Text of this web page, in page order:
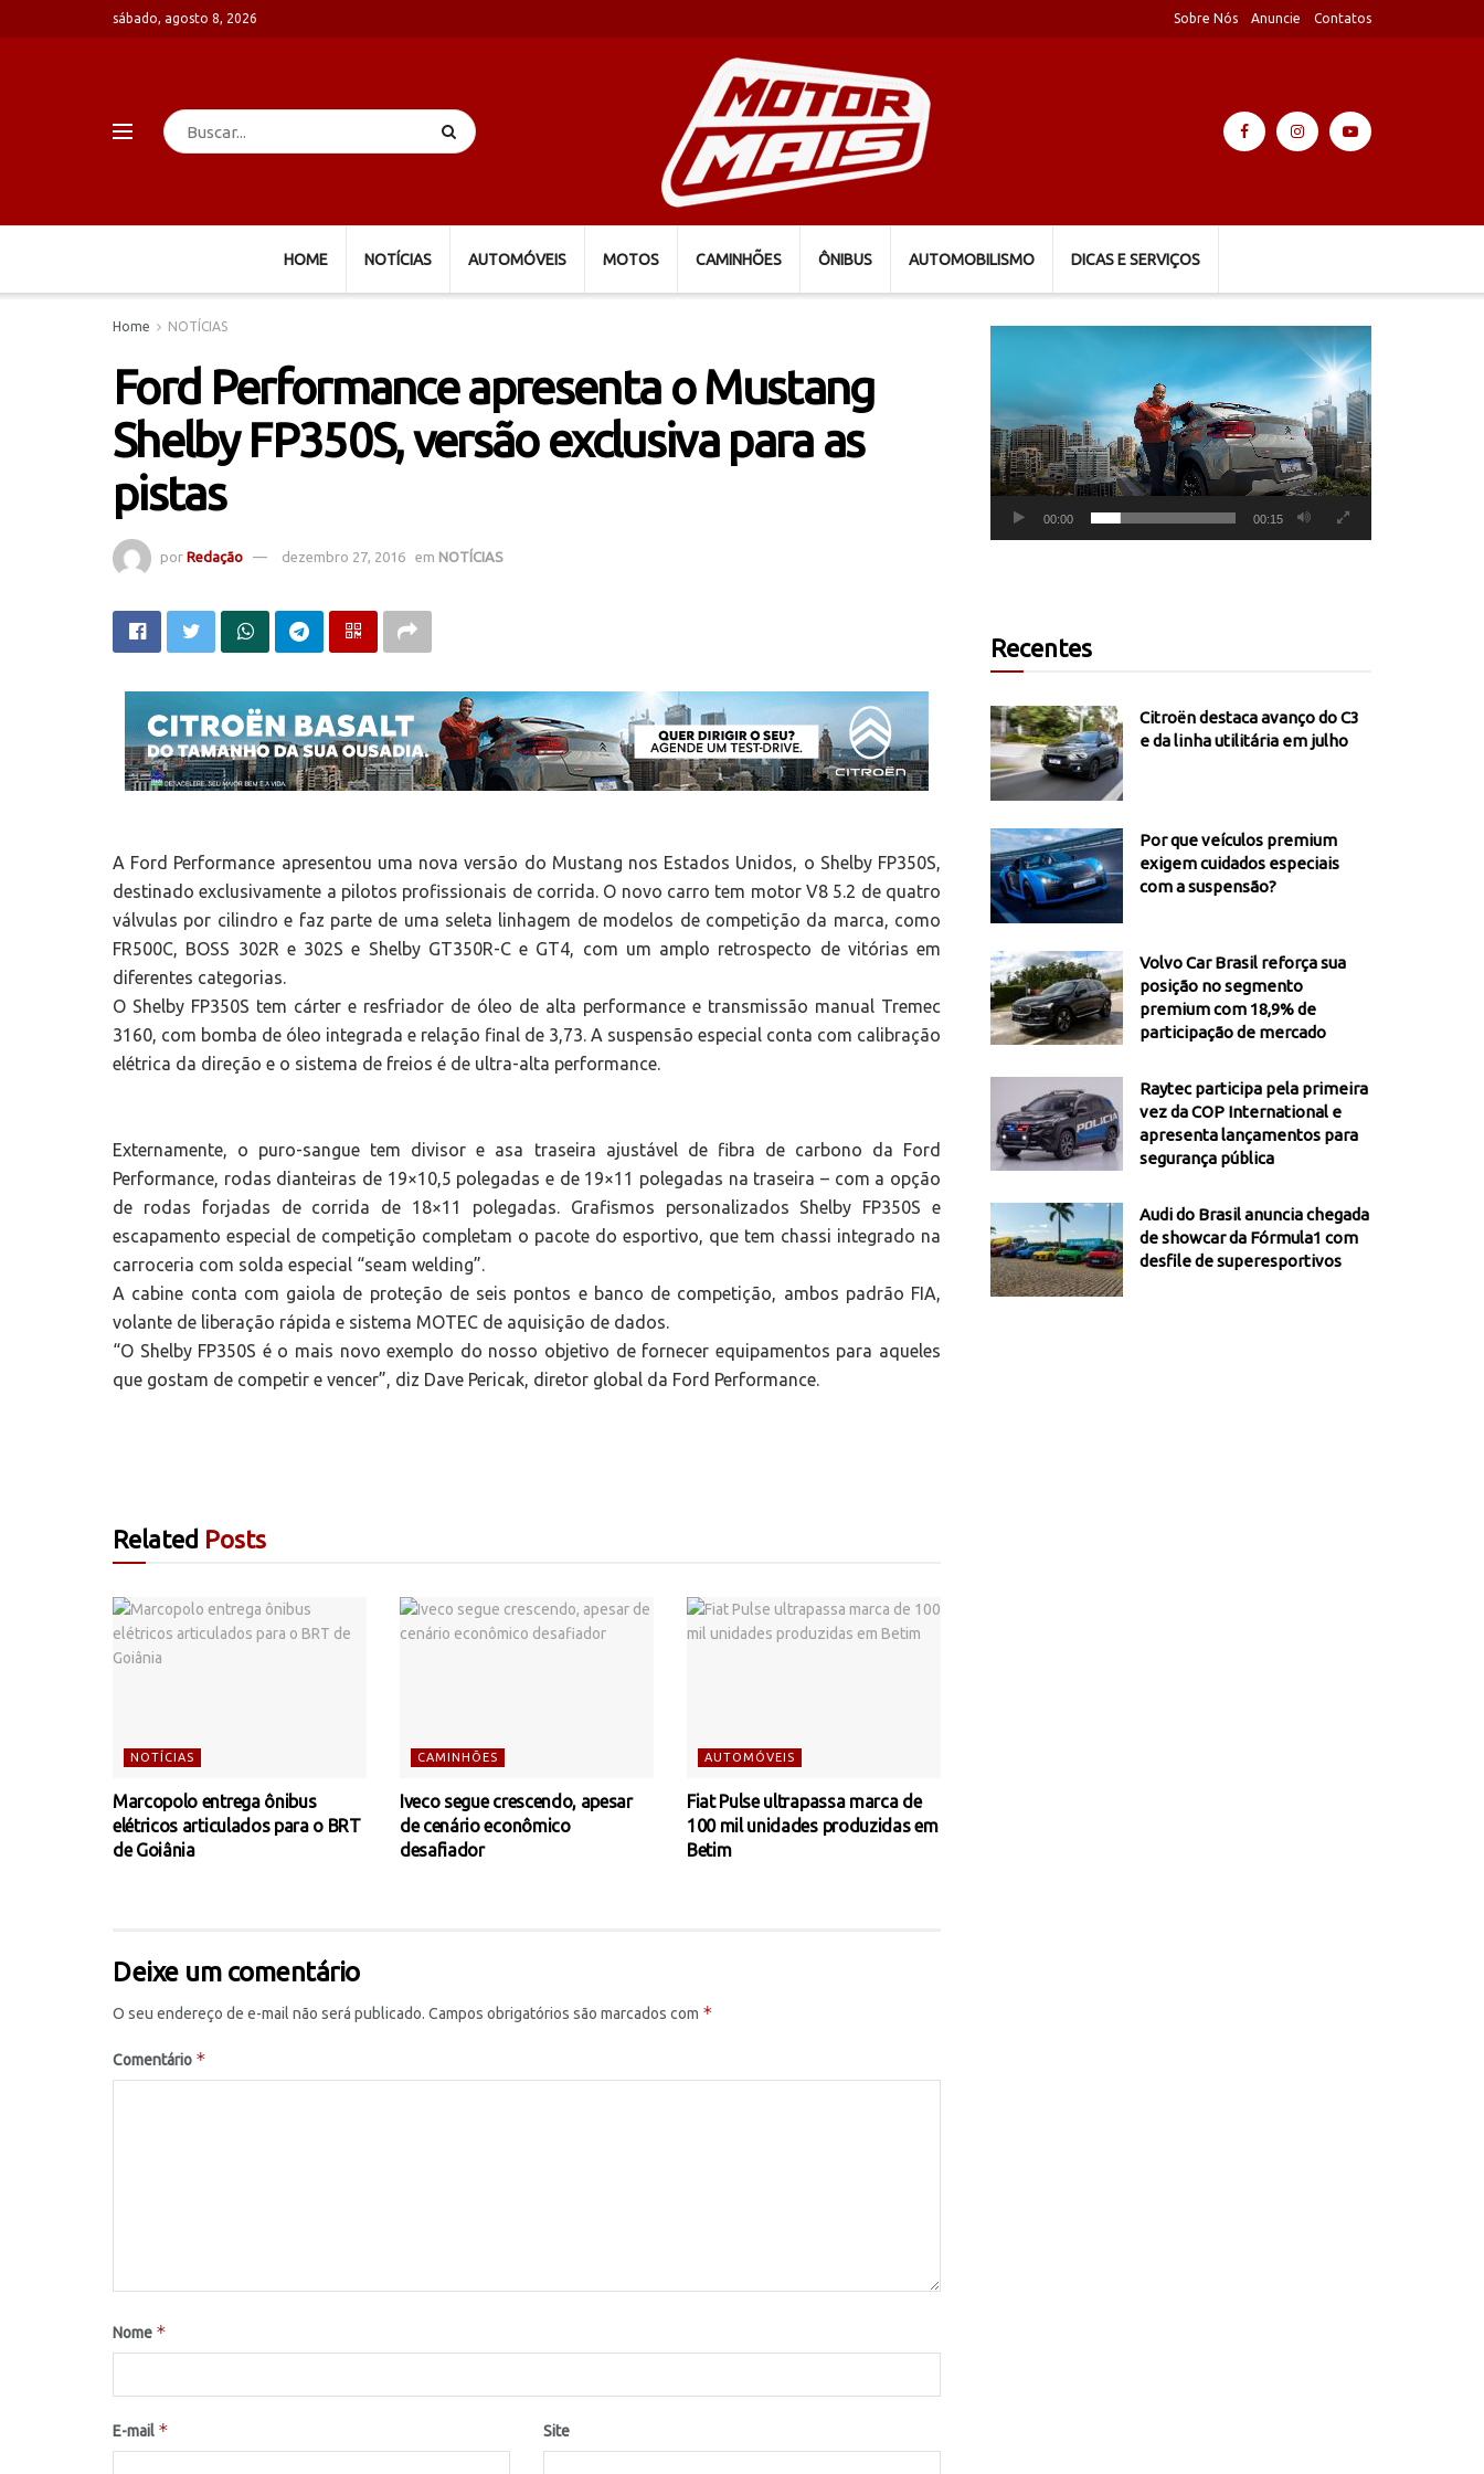
sábado, agosto 8, 2026 Sobre Nós Anuncie Contatos
HOME NOTÍCIAS AUTOMÓVEIS MOTOS CAMINHÕES ÔNIBUS AUTOMOBILISMO DICAS E SERVIÇOS
Home NOTÍCIAS
Ford Performance apresenta o Mustang
Shelby FP350S, versão exclusiva para as
pistas
por Redação dezembro 27, 2016 em NOTÍCIAS
A Ford Performance apresentou uma nova versão do Mustang nos Estados Unidos, o Shelby FP350S,
destinado exclusivamente a pilotos profissionais de corrida. O novo carro tem motor V8 5.2 de quatro
válvulas por cilindro e faz parte de uma seleta linhagem de modelos de competição da marca, como
FR500C, BOSS 302R e 302S e Shelby GT350R-C e GT4, com um amplo retrospecto de vitórias em
diferentes categorias.
O Shelby FP350S tem cárter e resfriador de óleo de alta performance e transmissão manual Tremec
3160, com bomba de óleo integrada e relação final de 3,73. A suspensão especial conta com calibração
elétrica da direção e o sistema de freios é de ultra-alta performance.
Externamente, o puro-sangue tem divisor e asa traseira ajustável de fibra de carbono da Ford
Performance, rodas dianteiras de 19×10,5 polegadas e de 19×11 polegadas na traseira – com a opção
de rodas forjadas de corrida de 18×11 polegadas. Grafismos personalizados Shelby FP350S e
escapamento especial de competição completam o pacote do esportivo, que tem chassi integrado na
carroceria com solda especial “seam welding”.
A cabine conta com gaiola de proteção de seis pontos e banco de competição, ambos padrão FIA,
volante de liberação rápida e sistema MOTEC de aquisição de dados.
“O Shelby FP350S é o mais novo exemplo do nosso objetivo de fornecer equipamentos para aqueles
que gostam de competir e vencer”, diz Dave Pericak, diretor global da Ford Performance.
Related Posts
NOTÍCIAS
Marcopolo entrega ônibus
elétricos articulados para o BRT
de Goiânia
CAMINHÕES
Iveco segue crescendo, apesar
de cenário econômico
desafiador
AUTOMÓVEIS
Fiat Pulse ultrapassa marca de
100 mil unidades produzidas em
Betim
Deixe um comentário
O seu endereço de e-mail não será publicado. Campos obrigatórios são marcados com *
Comentário *
Nome *
E-mail * Site
00:00 00:15
Recentes
Citroën destaca avanço do C3
e da linha utilitária em julho
Por que veículos premium
exigem cuidados especiais
com a suspensão?
Volvo Car Brasil reforça sua
posição no segmento
premium com 18,9% de
participação de mercado
Raytec participa pela primeira
vez da COP International e
apresenta lançamentos para
segurança pública
Audi do Brasil anuncia chegada
de showcar da Fórmula1 com
desfile de superesportivos